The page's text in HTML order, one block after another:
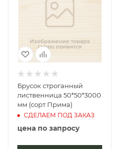
Брусок строганный
лиственница 50*50*3000
мм (сорт Прима)
СДЕЛАЕМ ПОД ЗАКАЗ
цена по запросу